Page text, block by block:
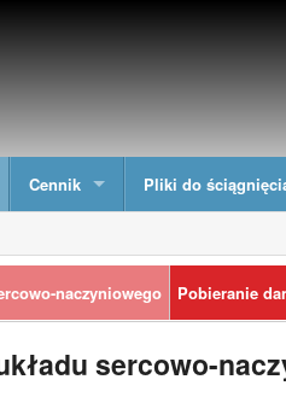
Cennik Pliki do
naczyniowego Pobieranie
sercowo-